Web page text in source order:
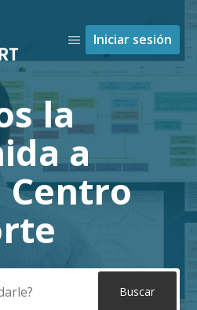
Iniciar sesión
la
a